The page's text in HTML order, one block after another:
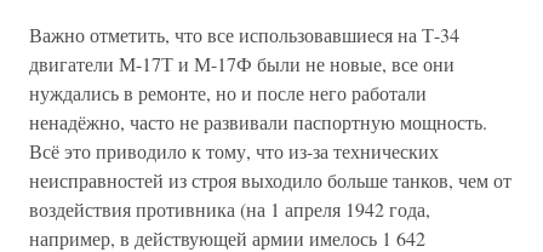
Важно отметить, что все использовавшиеся на Т-34
двигатели М-17Т и М-17Ф были не новые, все они
нуждались в ремонте, но и после него работали
ненадёжно, часто не развивали паспортную мощность.
Всё это приводило к тому, что из-за технических
неисправностей из строя выходило больше танков, чем от
воздействия противника (на 1 апреля 1942 года,
например, в действующей армии имелось 1 642